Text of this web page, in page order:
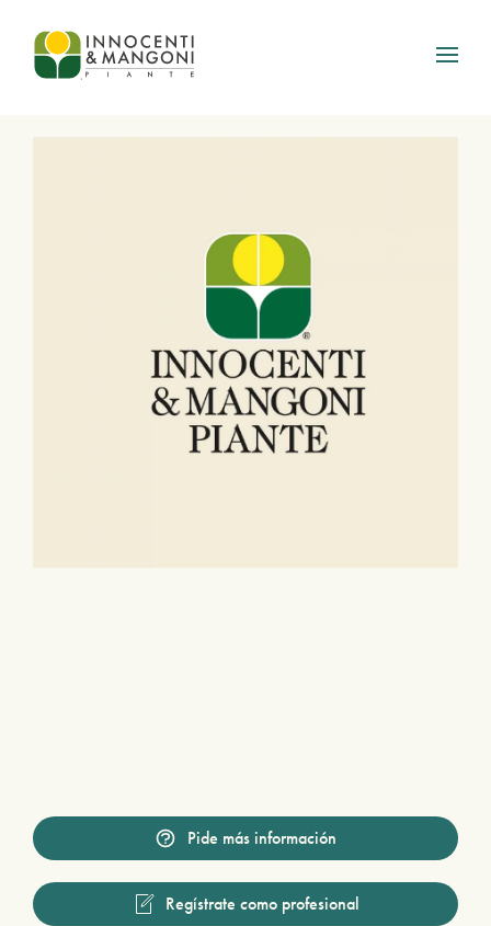
Skip to main content
Pide más información
Regístrate como profesional